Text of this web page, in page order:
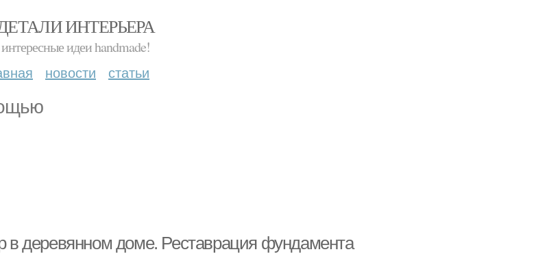
ИНТЕРЬЕРА
интересные идеи handmade!
новости статьи
в деревянном доме. Реставрация фундамента